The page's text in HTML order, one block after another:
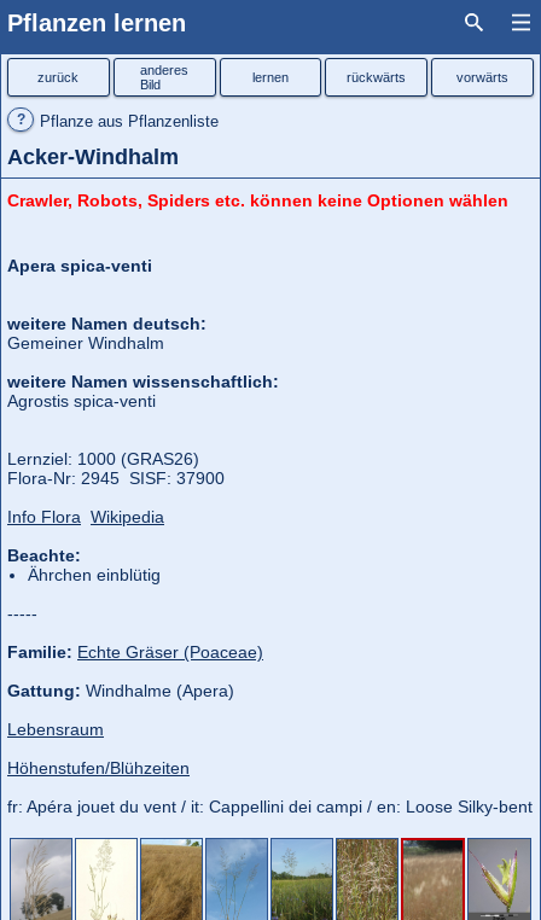
Pflanzen lernen
? Pflanze aus Pflanzenliste
Acker-Windhalm
zurück
anderes
Bild
lernen rückwärts vorwärts
Crawler, Robots, Spiders etc. können keine Optionen wählen
Apera spica-venti
weitere Namen deutsch:
Gemeiner Windhalm
weitere Namen wissenschaftlich:
Agrostis spica-venti
Lernziel: 1000 (GRAS26)
Flora‑Nr: 2945 SISF: 37900
Info Flora Wikipedia
Beachte:
Ährchen einblütig
-----
Familie: Echte Gräser (Poaceae)
Gattung: Windhalme (Apera)
Lebensraum
Höhenstufen/Blühzeiten
fr: Apéra jouet du vent / it: Cappellini dei campi / en: Loose Silky-bent